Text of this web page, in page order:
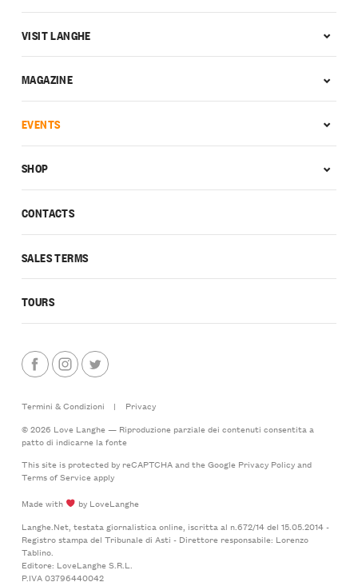
CONTACTS
SALES TERMS
TOURS
VISIT LANGHE
MAGAZINE
EVENTS
SHOP
Termini & Condizioni |
Privacy
© 2026 Love Langhe — Riproduzione parziale dei contenuti consentita a
patto di indicarne la fonte
This site is protected by reCAPTCHA and the Google Privacy Policyand
Terms of Serviceapply
Made with
by LoveLanghe
Langhe.Net, testata giornalistica online, iscritta al n.672/14 del 15.05.2014 -
Registro stampa del Tribunale di Asti - Direttore responsabile: Lorenzo
Tablino.
Editore: LoveLanghe S.R.L.
P.IVA 03796440042